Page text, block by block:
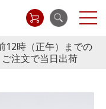
12時（正午）までの
ご注文で当日出荷